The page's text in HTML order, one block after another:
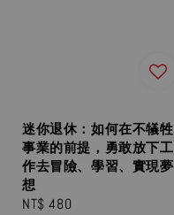
迷你退休：如何在不犠牲
事業的前提，勇敢放下工
作去冒險、學習、實現夢
想
Regular
NT$ 480